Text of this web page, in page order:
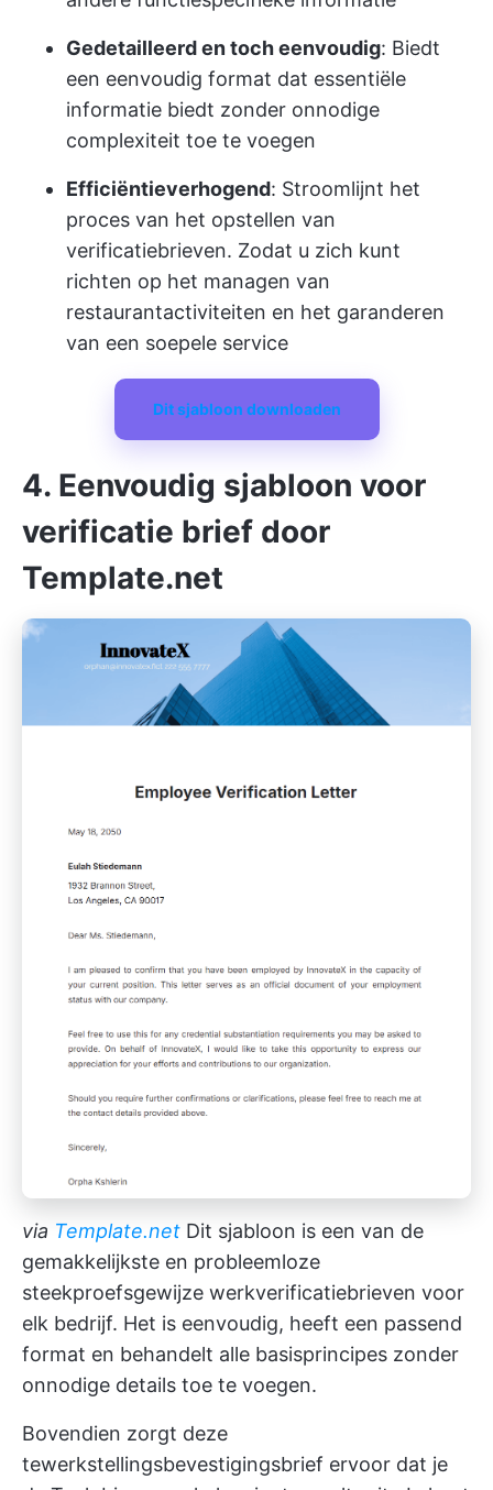
Gedetailleerd en toch eenvoudig: Biedt
een eenvoudig format dat essentiële
informatie biedt zonder onnodige
complexiteit toe te voegen
Efficiëntieverhogend: Stroomlijnt het
proces van het opstellen van
verificatiebrieven. Zodat u zich kunt
richten op het managen van
restaurantactiviteiten en het garanderen
van een soepele service
Dit sjabloon downloaden
4. Eenvoudig sjabloon voor
verificatie brief door
Template.net
via Template.net Dit sjabloon is een van de
gemakkelijkste en probleemloze
steekproefsgewijze werkverificatiebrieven voor
elk bedrijf. Het is eenvoudig, heeft een passend
format en behandelt alle basisprincipes zonder
onnodige details toe te voegen.
Bovendien zorgt deze
tewerkstellingsbevestigingsbrief ervoor dat je